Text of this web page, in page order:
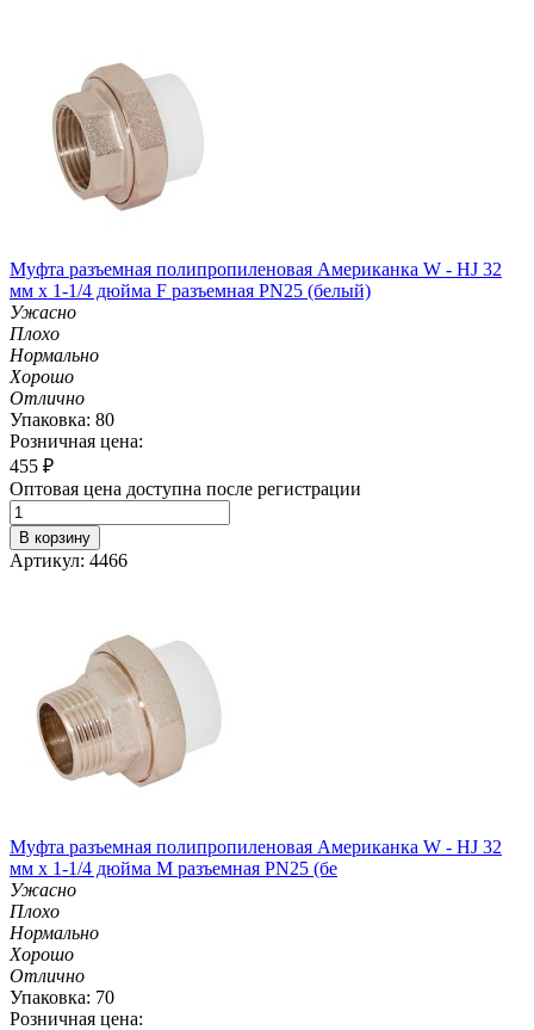
Муфта разъемная полипропиленовая Американка W - HJ 32
мм х 1-1/4 дюйма F разъемная PN25 (белый)
Ужасно
Плохо
Нормально
Хорошо
Отлично
Упаковка: 80
Розничная цена:
455 ₽
Оптовая цена доступна после регистрации
В корзину
Артикул: 4466
Муфта разъемная полипропиленовая Американка W - HJ 32
мм х 1-1/4 дюйма M разъемная PN25 (бе
Ужасно
Плохо
Нормально
Хорошо
Отлично
Упаковка: 70
Розничная цена: